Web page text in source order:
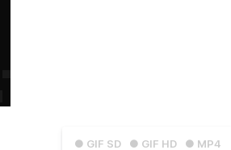
● GIF SD ● GIF HD ● MP4